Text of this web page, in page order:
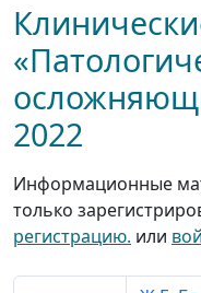
2022
Информационные
только
регистрацию. или